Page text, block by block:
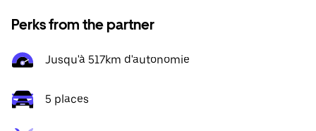
Perks from the partner
Jusqu'à 517km d'autonomie
5 places